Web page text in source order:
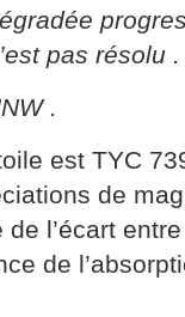
pas résolu .
.
est TYC
de
l’écart
de